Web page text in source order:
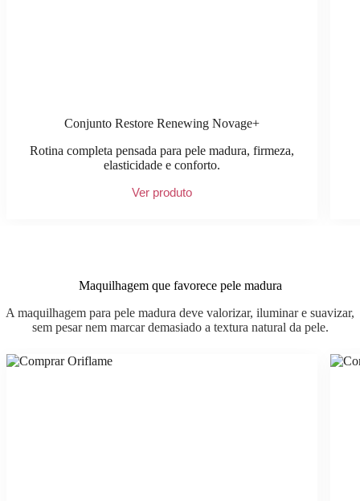
Conjunto Restore Renewing Novage+
Rotina completa pensada para pele madura, firmeza,
elasticidade e conforto.
Ver produto
Maquilhagem que favorece pele madura
A maquilhagem para pele madura deve valorizar, iluminar e suavizar,
sem pesar nem marcar demasiado a textura natural da pele.